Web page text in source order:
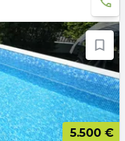
5.500 €